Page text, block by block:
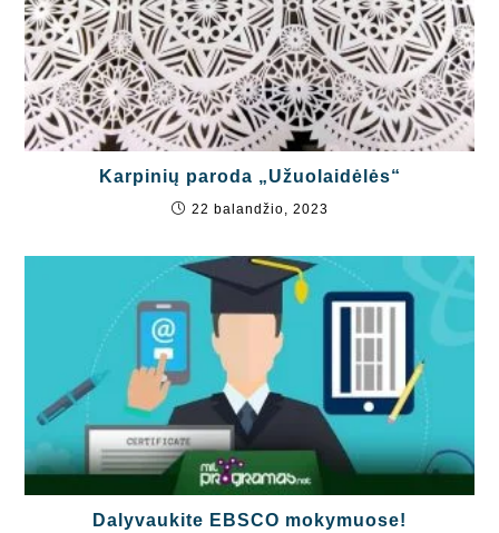
Karpinių paroda „Užuolaidėlės“
22 balandžio, 2023
Dalyvaukite EBSCO mokymuose!